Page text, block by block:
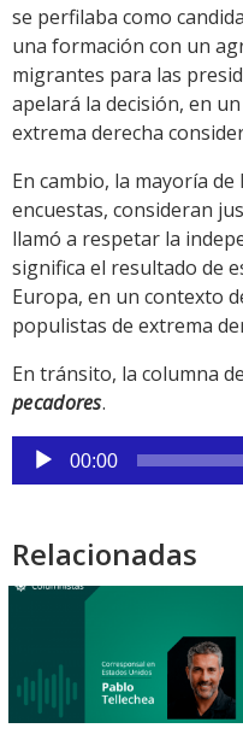
se perfilaba como
una formación con un
migrantes para las
apelará la decisión, en
extrema derecha
En cambio, la mayoría
encuestas, consideran
llamó a respetar la
significa el resultado de
Europa, en un contexto
populistas de extrema
En tránsito, la columna
pecadores.
Reproductor
de
00:00
Relacionadas